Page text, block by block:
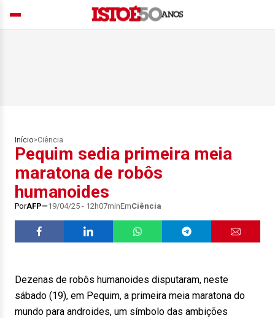
Início>Ciência
Pequim sedia primeira meia
maratona de robôs
humanoides
PorAFP 19/04/25 - 12h07minEmCiência
Dezenas de robôs humanoides disputaram, neste
sábado (19), em Pequim, a primeira meia maratona do
mundo para androides, um símbolo das ambições